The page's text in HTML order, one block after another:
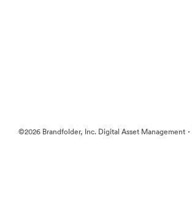
©2026 Brandfolder, Inc. Digital Asset Management ·